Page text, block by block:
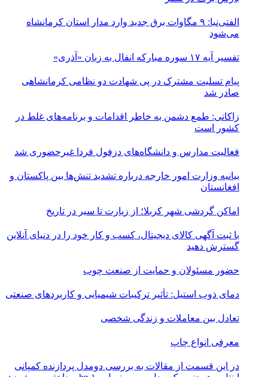
الفتی‌نیا: ۹ مگاوات برق جدید وارد مدار استان کرمانشاه
می‌شود
تفسیر آیه ۱۷ سوره مبارکه انفال به زبان «آذری»
پیام تسلیت مشترک در پی شهادت دو نظامی کرمانشاهی
صادر شد
زاکانی: طمع دشمن به خاطر اقدامات و برنامه‌های غلط در
کشور است
فعالیت مدارس و دانشگاه‌های دزفول فردا غیرحضوری شد
بیانیه وزارت امور خارجه درباره تشدید تنش‌ها بین پاکستان و
افغانستان
اماکن گردشی شهر کربلا؛ از زیارت تا سیر در تاریخ
با ثبت آگهی کالای دیجیتال، کسب و کار خود را در دنیای آنلاین
گسترش دهید
حضور مسئولان و حمایت از صنعت چوب
دمای ذوب استیل: تأثیر ترکیبات شیمیایی و کاربردهای صنعتی
تعادل بین معاملات و زندگی شخصی
معرفی انواع چاپ
در این قسمت از مقالات به بررسی دو‌مدل پردازنده کمپانی